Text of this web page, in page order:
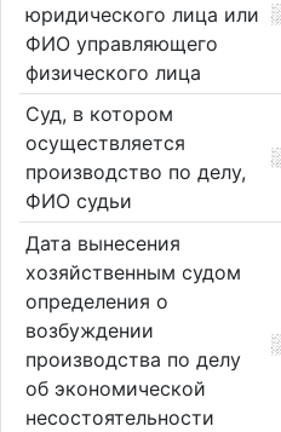
юридического лица или
ФИО управляющего
физического лица
Суд, в котором
осуществляется
производство по делу,
ФИО судьи
Дата вынесения
хозяйственным судом
определения о
возбуждении
производства по делу
об экономической
несостоятельности